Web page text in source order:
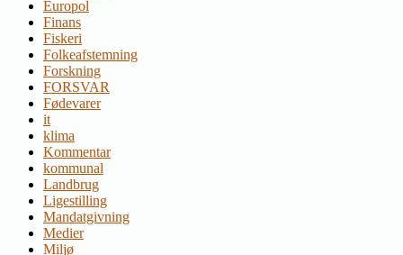
Europol
Finans
Fiskeri
Folkeafstemning
Forskning
FORSVAR
Fødevarer
it
klima
Kommentar
kommunal
Landbrug
Ligestilling
Mandatgivning
Medier
Miljø